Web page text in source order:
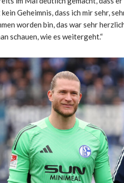
Geheimnis, dass ich mir sehr,
worden bin, das war sehr
schauen, wie es weitergeht.“